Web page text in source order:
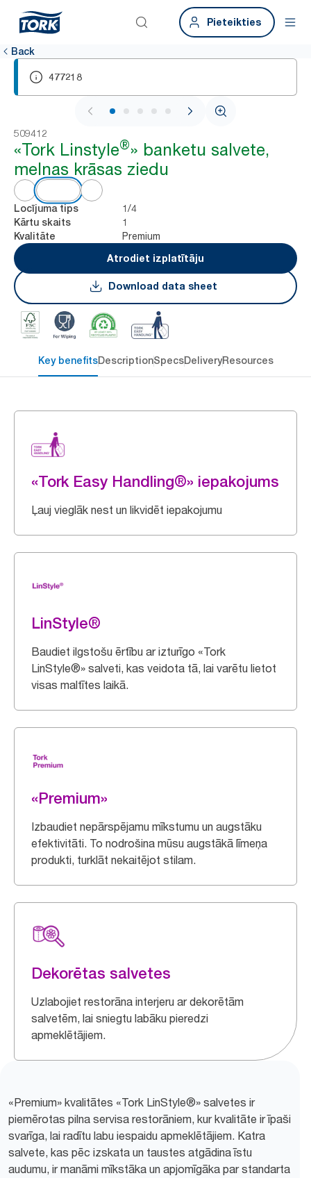
Pieteikties
Back
477218
1 / 5
509412
«Tork Linstyle®» banketu salvete,
melnas krāsas ziedu
Locījuma tips 1/4
Kārtu skaits 1
Kvalitāte
Premium
Atrodiet izplatītāju
Download data sheet
Key benefitsDescriptionSpecsDeliveryResources
«Tork Easy Handling®» iepakojums
Ļauj vieglāk nest un likvidēt iepakojumu
LinStyle®
Baudiet ilgstošu ērtību ar izturīgo «Tork
LinStyle®» salveti, kas veidota tā, lai varētu lietot
visas maltītes laikā.
«Premium»
Izbaudiet nepārspējamu mīkstumu un augstāku
efektivitāti. To nodrošina mūsu augstākā līmeņa
produkti, turklāt nekaitējot stilam.
Dekorētas salvetes
Uzlabojiet restorāna interjeru ar dekorētām
salvetēm, lai sniegtu labāku pieredzi
apmeklētājiem.
«Premium» kvalitātes «Tork LinStyle®» salvetes ir
piemērotas pilna servisa restorāniem, kur kvalitāte ir īpaši
svarīga, lai radītu labu iespaidu apmeklētājiem. Katra
salvete, kas pēc izskata un taustes atgādina īstu
audumu, ir manāmi mīkstāka un apjomīgāka par standarta